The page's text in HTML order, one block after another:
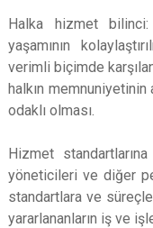
Halka hizmet
yaşamının
verimli biçimde
halkın memnuniyetinin
odaklı olması.
Hizmet
yöneticileri ve diğer
standartlara ve
yararlananların iş ve